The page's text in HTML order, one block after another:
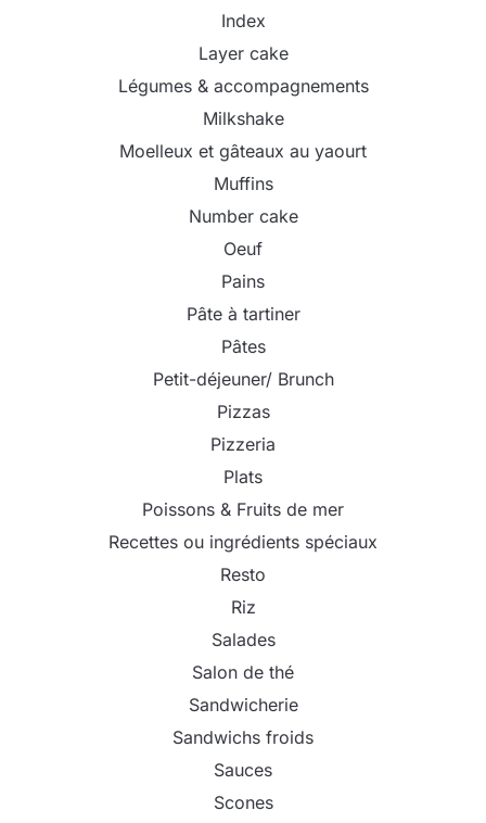
Index
Layer cake
Légumes & accompagnements
Milkshake
Moelleux et gâteaux au yaourt
Muffins
Number cake
Oeuf
Pains
Pâte à tartiner
Pâtes
Petit-déjeuner/ Brunch
Pizzas
Pizzeria
Plats
Poissons & Fruits de mer
Recettes ou ingrédients spéciaux
Resto
Riz
Salades
Salon de thé
Sandwicherie
Sandwichs froids
Sauces
Scones